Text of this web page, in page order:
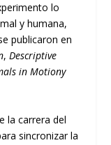
lo
y humana,
publicaron en
,Descriptive
in Motiony
la carrera del
sincronizar la